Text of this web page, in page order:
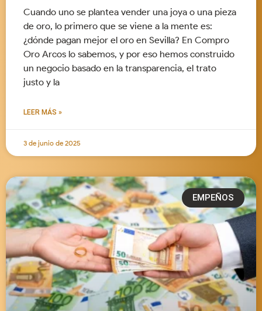
Cuando uno se plantea vender una joya o una pieza
de oro, lo primero que se viene a la mente es:
¿dónde pagan mejor el oro en Sevilla? En Compro
Oro Arcos lo sabemos, y por eso hemos construido
un negocio basado en la transparencia, el trato
justo y la
LEER MÁS »
3 de junio de 2025
EMPEÑOS